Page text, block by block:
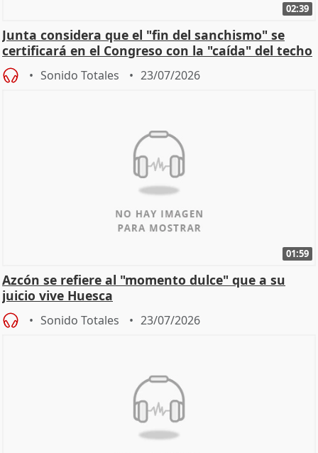
02:39
Junta considera que el "fin del sanchismo" se
certificará en el Congreso con la "caída" del techo
de
Sonido Totales 23/07/2026
01:59
Azcón se refiere al "momento dulce" que a su
juicio vive Huesca
Sonido Totales 23/07/2026